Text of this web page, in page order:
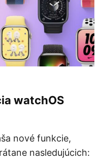
watchOS
nové funkcie,
nasledujúcich: